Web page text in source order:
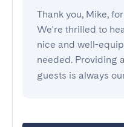
Thank you, Mike,
We're thrilled to
nice and well-
needed. Providing
guests is always